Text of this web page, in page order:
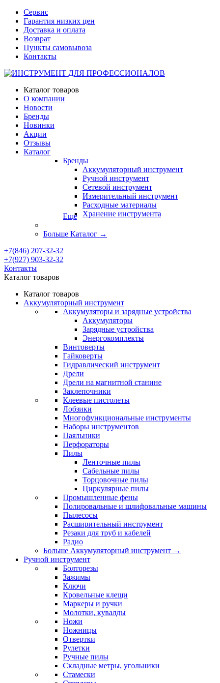
Сервис
Гарантия низких цен
Доставка и оплата
Возврат
Пункты самовывоза
Контакты
Каталог товаров
О компании
Новости
Бренды
Новинки
Акции
Отзывы
Каталог
Бренды
Аккумуляторный инструмент
Ручной инструмент
Сетевой инструмент
Измерительный инструмент
Расходные материалы
Хранение инструмента
Еще
Больше Каталог →
+7(846) 207-32-32
+7(927) 903-32-32
Контакты
Каталог товаров
Каталог товаров
Аккумуляторный инструмент
Аккумуляторы и зарядные устройства
Аккумуляторы
Зарядные устройства
Энергокомплекты
Винтоверты
Гайковерты
Гидравлический инструмент
Дрели
Дрели на магнитной станине
Заклепочники
Клеевые пистолеты
Лобзики
Многофункциональные инструменты
Наборы инструментов
Паяльники
Перфораторы
Пилы
Ленточные пилы
Сабельные пилы
Торцовочные пилы
Циркулярные пилы
Промышленные фены
Полировальные и шлифовальные машины
Пылесосы
Расширительный инструмент
Резаки для труб и кабелей
Радио
Больше Аккумуляторный инструмент →
Ручной инструмент
Болторезы
Зажимы
Ключи
Кровельные клещи
Маркеры и ручки
Молотки, кувалды
Ножи
Ножницы
Отвертки
Рулетки
Ручные пилы
Складные метры, угольники
Стамески